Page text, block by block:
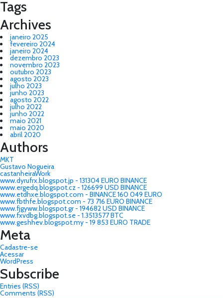
Tags
Archives
janeiro 2025
fevereiro 2024
janeiro 2024
dezembro 2023
novembro 2023
outubro 2023
agosto 2023
julho 2023
junho 2023
agosto 2022
julho 2022
junho 2022
maio 2021
maio 2020
abril 2020
Authors
MKT
Gustavo Nogueira
castanheiraWork
www.dyrufrx.blogspot.jp - 131304 EURO BINANCE
www.ergedq.blogspot.cz - 126699 USD BINANCE
www.etdhxe.blogspot.com - BINANCE 160 049 EURO
www.fbthfe.blogspot.com - 73 716 EURO BINANCE
www.fjgyww.blogspot.gr - 194682 USD BINANCE
www.fxvdbg.blogspot.se - 1.3513577 BTC
www.geshhev.blogspot.my - 19 853 EURO TRADE
Meta
Cadastre-se
Acessar
WordPress
Subscribe
Entries (RSS)
Comments (RSS)